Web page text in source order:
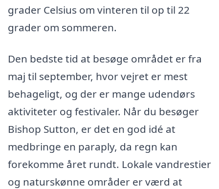
grader Celsius om vinteren til op til 22
grader om sommeren.
Den bedste tid at besøge området er fra
maj til september, hvor vejret er mest
behageligt, og der er mange udendørs
aktiviteter og festivaler. Når du besøger
Bishop Sutton, er det en god idé at
medbringe en paraply, da regn kan
forekomme året rundt. Lokale vandrestier
og naturskønne områder er værd at